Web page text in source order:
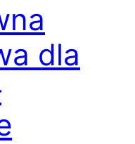
dla